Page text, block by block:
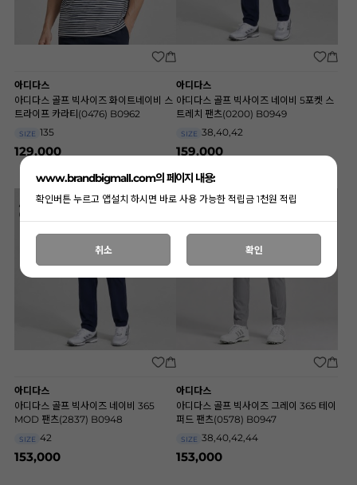
아디다스
아디다스 골프 빅사이즈 화이트네이비 스
트라이프 카라티(0476) B0962
SIZE 135
129,000
아디다스
아디다스 골프 빅사이즈 네이비 5포켓 스
트레치 팬츠(0200) B0949
SIZE 38,40,42
159,000
아디다스
아디다스 골프 빅사이즈 네이비 365
MOD 팬츠(2837) B0948
SIZE 42
153,000
아디다스
아디다스 골프 빅사이즈 그레이 365 테이
퍼드 팬츠(0578) B0947
SIZE 38,40,42,44
153,000
www.brandbigmall.com의 페이지 내용:
확인버튼 누르고 앱설치 하시면 바로 사용 가능한 적립금 1천원 적립
취소 확인